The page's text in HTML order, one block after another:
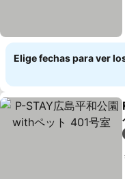
Elige fechas para ver